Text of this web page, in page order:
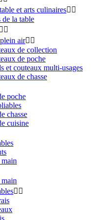
et arts culinaires 
de la table
 
air 
de collection
de poche
et couteaux multi-usages
de chasse
poche
chasse
cuisine
 